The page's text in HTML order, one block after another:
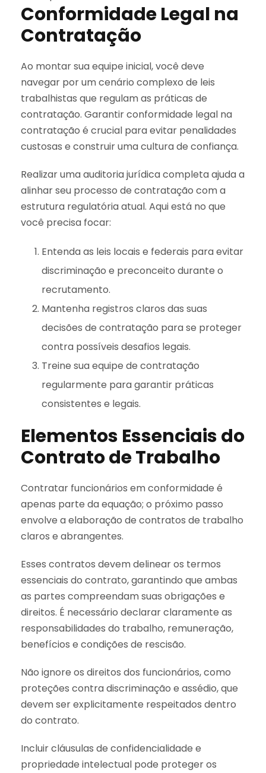
Conformidade Legal na
Contratação
Ao montar sua equipe inicial, você deve
navegar por um cenário complexo de leis
trabalhistas que regulam as práticas de
contratação. Garantir conformidade legal na
contratação é crucial para evitar penalidades
custosas e construir uma cultura de confiança.
Realizar uma auditoria jurídica completa ajuda a
alinhar seu processo de contratação com a
estrutura regulatória atual. Aqui está no que
você precisa focar:
Entenda as leis locais e federais para evitar
discriminação e preconceito durante o
recrutamento.
Mantenha registros claros das suas
decisões de contratação para se proteger
contra possíveis desafios legais.
Treine sua equipe de contratação
regularmente para garantir práticas
consistentes e legais.
Elementos Essenciais do
Contrato de Trabalho
Contratar funcionários em conformidade é
apenas parte da equação; o próximo passo
envolve a elaboração de contratos de trabalho
claros e abrangentes.
Esses contratos devem delinear os termos
essenciais do contrato, garantindo que ambas
as partes compreendam suas obrigações e
direitos. É necessário declarar claramente as
responsabilidades do trabalho, remuneração,
benefícios e condições de rescisão.
Não ignore os direitos dos funcionários, como
proteções contra discriminação e assédio, que
devem ser explicitamente respeitados dentro
do contrato.
Incluir cláusulas de confidencialidade e
propriedade intelectual pode proteger os